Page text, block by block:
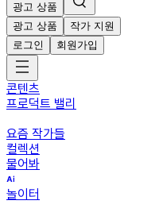
광고 상품
광고 상품
작가 지원
로그인
회원가입
콘텐츠
프로덕트 밸리
요즘 작가들
컬렉션
물어봐
놀이터